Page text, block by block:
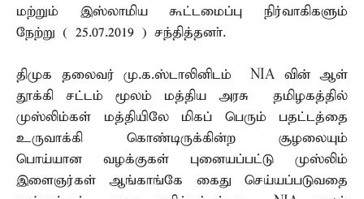
மற்றும் இஸ்லாமிய கூட்டமைப்பு நிர்வாகிகளும்
நேற்று ( 25.07.2019 ) சந்தித்தனா்.
திமுக தலைவர் மு.க.ஸ்டாலினிடம் NIA வின் ஆள்
தூக்கி சட்டம் மூலம் மத்திய அரசு தமிழகத்தில்
முஸ்லிம்கள் மத்தியிலே மிகப் பெரும் பதட்டத்தை
உருவாக்கி கொண்டிருக்கின்ற சூழலையும்
பொய்யான வழக்குகள் புனையப்பட்டு முஸ்லிம்
இளைஞர்கள் ஆங்காங்கே கைது செய்யப்படுவதை